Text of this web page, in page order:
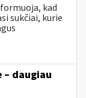
kad
sukčiai, kurie
daugiau